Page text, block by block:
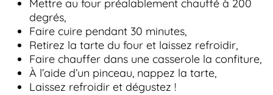
Mettre au four préalablement chauffé à 200
degrés,
Faire cuire pendant 30 minutes,
Retirez la tarte du four et laissez refroidir,
Faire chauffer dans une casserole la confiture,
À l’aide d’un pinceau, nappez la tarte,
Laissez refroidir et dégustez !